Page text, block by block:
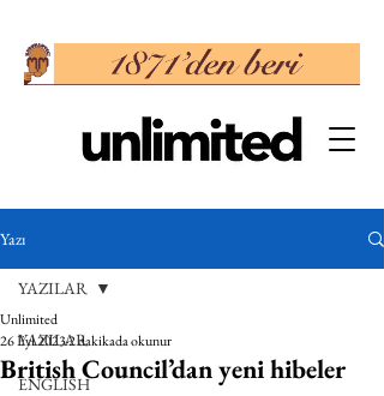
Yazı
YAZILAR
ENGLISH
YAZILAR
British Council’dan yeni hibeler
Unlimited
26 Eyl 20232 dakikada okunur